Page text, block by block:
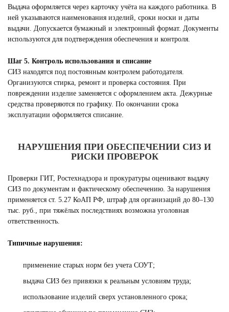
Выдача оформляется через карточку учёта на каждого работника. В
ней указываются наименования изделий, сроки носки и даты
выдачи. Допускается бумажный и электронный формат. Документы
используются для подтверждения обеспечения и контроля.
Шаг 5. Контроль использования и списание
СИЗ находятся под постоянным контролем работодателя.
Организуются стирка, ремонт и проверка состояния. При
повреждении изделие заменяется с оформлением акта. Дежурные
средства проверяются по графику. По окончании срока
эксплуатации оформляется списание.
НАРУШЕНИЯ ПРИ ОБЕСПЕЧЕНИИ СИЗ И
РИСКИ ПРОВЕРОК
Проверки ГИТ, Ростехнадзора и прокуратуры оценивают выдачу
СИЗ по документам и фактическому обеспечению. За нарушения
применяется ст. 5.27 КоАП РФ, штраф для организаций до 80–130
тыс. руб., при тяжёлых последствиях возможна уголовная
ответственность.
Типичные нарушения:
применение старых норм без учета СОУТ;
выдача СИЗ без привязки к реальным условиям труда;
использование изделий сверх установленного срока;